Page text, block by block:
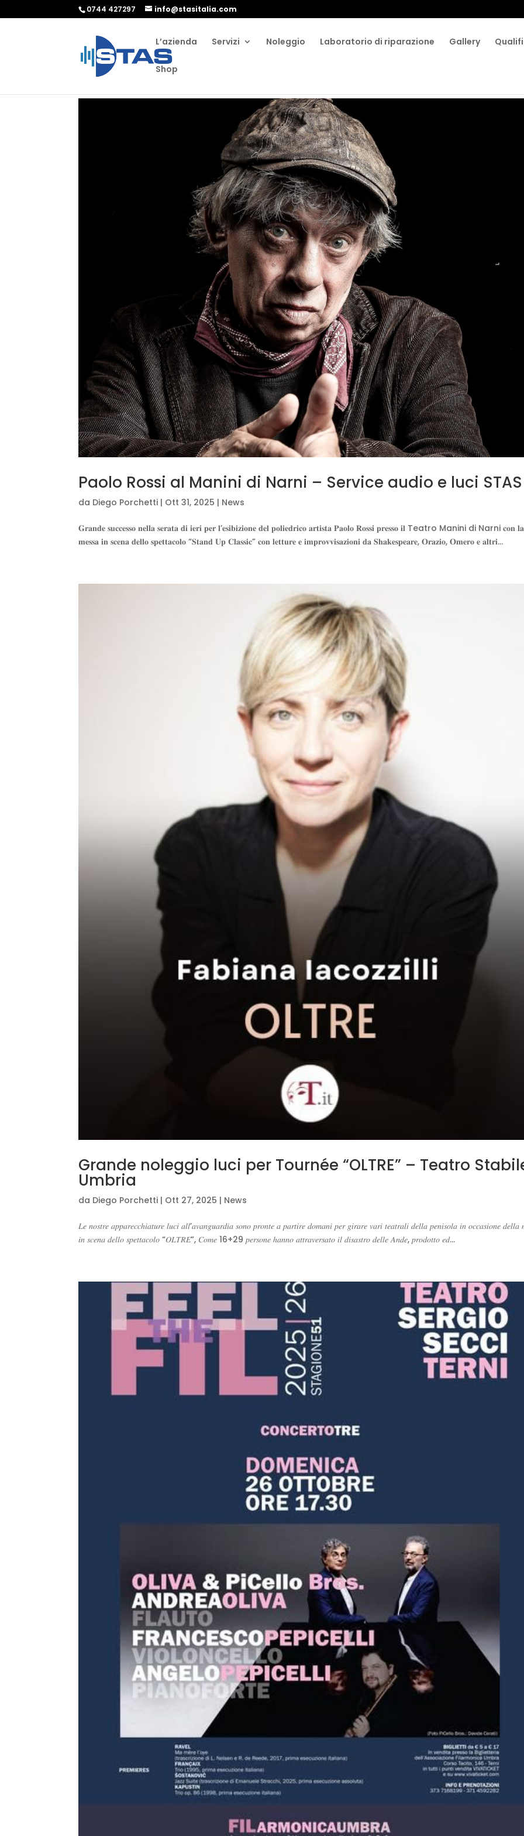
0744 427297 info@stasitalia.com
L’azienda Servizi Noleggio Laboratorio di riparazione Gallery
Shop
Paolo Rossi al Manini di Narni – Service audio e luci STAS
da Diego Porchetti | Ott 31, 2025 | News
𝐆𝐫𝐚𝐧𝐝𝐞 𝐬𝐮𝐜𝐜𝐞𝐬𝐬𝐨 𝐧𝐞𝐥𝐥𝐚 𝐬𝐞𝐫𝐚𝐭𝐚 𝐝𝐢 𝐢𝐞𝐫𝐢 𝐩𝐞𝐫 𝐥’𝐞𝐬𝐢𝐛𝐢𝐳𝐢𝐨𝐧𝐞 𝐝𝐞𝐥 𝐩𝐨𝐥𝐢𝐞𝐝𝐫𝐢𝐜𝐨 𝐚𝐫𝐭𝐢𝐬𝐭𝐚 𝐏𝐚𝐨𝐥𝐨 𝐑𝐨𝐬𝐬𝐢 𝐩𝐫𝐞𝐬𝐬𝐨 𝐢𝐥 Teatro Manini di Narni 𝐜𝐨𝐧 𝐥𝐚
𝐦𝐞𝐬𝐬𝐚 𝐢𝐧 𝐬𝐜𝐞𝐧𝐚 𝐝𝐞𝐥𝐥𝐨 𝐬𝐩𝐞𝐭𝐭𝐚𝐜𝐨𝐥𝐨 “𝐒𝐭𝐚𝐧𝐝 𝐔𝐩 𝐂𝐥𝐚𝐬𝐬𝐢𝐜” 𝐜𝐨𝐧 𝐥𝐞𝐭𝐭𝐮𝐫𝐞 𝐞 𝐢𝐦𝐩𝐫𝐨𝐯𝐯𝐢𝐬𝐚𝐳𝐢𝐨𝐧𝐢 𝐝𝐚 𝐒𝐡𝐚𝐤𝐞𝐬𝐩𝐞𝐚𝐫𝐞, 𝐎𝐫𝐚𝐳𝐢𝐨, 𝐎𝐦𝐞𝐫𝐨 𝐞 𝐚𝐥𝐭𝐫𝐢...
Grande noleggio luci per Tournée “OLTRE” – Teatro
Umbria
da Diego Porchetti | Ott 27, 2025 | News
𝐿𝑒 𝑛𝑜𝑠𝑡𝑟𝑒 𝑎𝑝𝑝𝑎𝑟𝑒𝑐𝑐ℎ𝑖𝑎𝑡𝑢𝑟𝑒 𝑙𝑢𝑐𝑖 𝑎𝑙𝑙’𝑎𝑣𝑎𝑛𝑔𝑢𝑎𝑟𝑑𝑖𝑎 𝑠𝑜𝑛𝑜 𝑝𝑟𝑜𝑛𝑡𝑒 𝑎 𝑝𝑎𝑟𝑡𝑖𝑟𝑒 𝑑𝑜𝑚𝑎𝑛𝑖 𝑝𝑒𝑟 𝑔𝑖𝑟𝑎𝑟𝑒 𝑣𝑎𝑟𝑖 𝑡𝑒𝑎𝑡𝑟𝑎𝑙𝑖 𝑑𝑒𝑙𝑙𝑎 𝑝𝑒𝑛𝑖𝑠𝑜𝑙𝑎 𝑖𝑛 𝑜𝑐𝑐𝑎𝑠𝑖𝑜𝑛𝑒 𝑑𝑒𝑙𝑙𝑎
𝑖𝑛 𝑠𝑐𝑒𝑛𝑎 𝑑𝑒𝑙𝑙𝑜 𝑠𝑝𝑒𝑡𝑡𝑎𝑐𝑜𝑙𝑜 “𝑂𝐿𝑇𝑅𝐸”, 𝐶𝑜𝑚𝑒 16+29 𝑝𝑒𝑟𝑠𝑜𝑛𝑒 ℎ𝑎𝑛𝑛𝑜 𝑎𝑡𝑡𝑟𝑎𝑣𝑒𝑟𝑠𝑎𝑡𝑜 𝑖𝑙 𝑑𝑖𝑠𝑎𝑠𝑡𝑟𝑜 𝑑𝑒𝑙𝑙𝑒 𝐴𝑛𝑑𝑒, 𝑝𝑟𝑜𝑑𝑜𝑡𝑡𝑜 𝑒𝑑...